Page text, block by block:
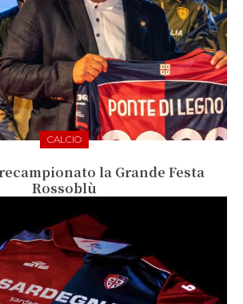
CALCIO
la Grande Festa
Rossoblù